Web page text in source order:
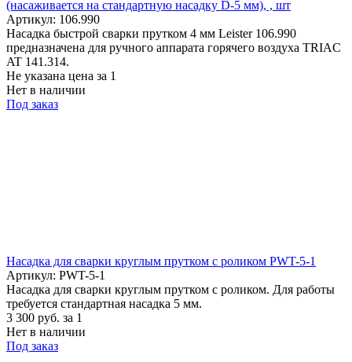
(насаживается на стандартную насадку D-5 мм), , шт
Артикул: 106.990
Насадка быстрой сварки прутком 4 мм Leister 106.990
предназначена для ручного аппарата горячего воздуха TRIAC
AT 141.314.
Не указана цена за 1
Нет в наличии
Под заказ
Насадка для сварки круглым прутком с роликом PWT-5-1
Артикул: PWT-5-1
Насадка для сварки круглым прутком с роликом. Для работы
требуется стандартная насадка 5 мм.
3 300 руб. за 1
Нет в наличии
Под заказ